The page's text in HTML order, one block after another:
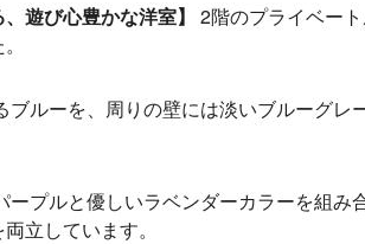
遊び心豊かな洋室】 2階のプライベー
ブルーを、周りの壁には淡いブルーグ
ープルと優しいラベンダーカラーを組
立しています。